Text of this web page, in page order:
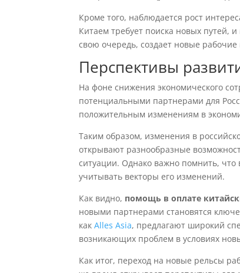
Кроме того, наблюдается рост
Китаем требует поиска новых путей,
свою очередь, создает новые рабочие
Перспективы
На фоне снижения экономического
потенциальными партнерами для
положительным изменениям в
Таким образом, изменения в
открывают разнообразные
ситуации. Однако важно помнить, что
учитывать векторы его изменений.
Как видно, помощь в оплате
новыми партнерами становятся
какAlles Asia, предлагают широкий
возникающих проблем в условиях
Как итог, переход на новые рельсы